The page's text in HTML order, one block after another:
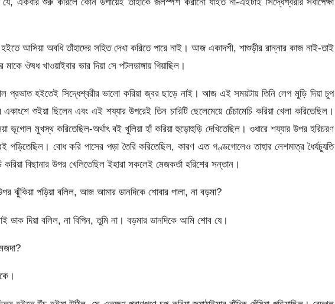
আসিয়া অবধি তাঁহাদের সহিত দেখা করিতে পারে নাই। আজ একাদশী, শাশুড়ীর রান্নার কাজ নাই-তাই
ঔষধ খাওয়াইবার ভার দিয়া সে পটলডাঙ্গায় গিয়াছিল।
প্রভাত হইতেই সিদ্ধেশ্বরীর ভালো করিয়া জ্বর ছাড়ে নাই। আজ এই সময়টায় তিনি লেপ মুড়ি দিয়া চুপ
শুইয়া ছিলেন এবং এই শয্যার উপরেই তিন চারিটি ছেলেমেয়ে চেঁচামেচি করিয়া খেলা করিতেছিল।
ভূগোল মুখস্থ করিতেছিল-অর্থাৎ বই খুলিয়া হাঁ করিয়া হুড়োহুড়ি দেখিতেছিল। ওধারে শয্যার উপর হরিচরণ
পড়িতেছিল। বোধ করি পাসের পড়া তৈরি করিতেছিল, কারণ এত গণ্ডগোলেও তাহার লেশমাত্র ধৈর্যচ্যুতি
করিয়া বিছানার উপর খেলিতেছিল ইহারা সকলেই মেজকর্তা হরিশের সন্তান।
ঝুঁকিয়া পড়িয়া বলিল, আজ আমার ডানদিকে শোবার পালা, না বড়মা?
ডাক দিয়া বলিল, না বিপিন, তুমি না। বড়মার ডানদিকে আমি শোব যে।